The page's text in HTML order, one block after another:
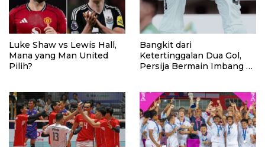
Luke Shaw vs Lewis Hall,
Mana yang Man United
Pilih?
Bangkit dari
Ketertinggalan Dua Gol,
Persija Bermain Imbang 2-